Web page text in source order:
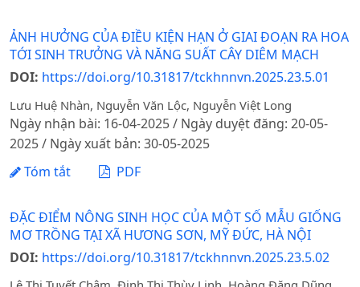
ẢNH HƯỞNG CỦA ĐIỀU KIỆN HẠN Ở GIAI ĐOẠN RA HOA
TỚI SINH TRƯỞNG VÀ NĂNG SUẤT CÂY DIÊM MẠCH
DOI: https://doi.org/10.31817/tckhnnvn.2025.23.5.01
Lưu Huệ Nhàn, Nguyễn Văn Lộc, Nguyễn Việt Long
Ngày nhận bài: 16-04-2025 / Ngày duyệt đăng: 20-05-
2025 / Ngày xuất bản: 30-05-2025
Tóm tắt
PDF
ĐẶC ĐIỂM NÔNG SINH HỌC CỦA MỘT SỐ MẪU GIỐNG
MƠ TRỒNG TẠI XÃ HƯƠNG SƠN, MỸ ĐỨC, HÀ NỘI
DOI: https://doi.org/10.31817/tckhnnvn.2025.23.5.02